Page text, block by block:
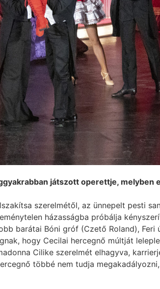
játszott operettje, melyben
szerelmétől, az ünnepelt pesti
házasságba próbálja
barátai Bóni gróf (Czető Roland), Feri
hogy Cecilai hercegnő múltját
Cilike szerelmét elhagyva,
többé nem tudja